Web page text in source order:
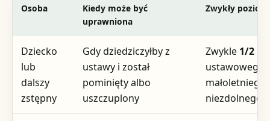
Osoba
Kiedy może być
uprawniona
Zwykły
Dziecko
lub
dalszy
zstępny
Gdy dziedziczyłby z
ustawy i został
pominięty albo
uszczuplony
Zwykle 1/2
ustawowego;
niezdolnego